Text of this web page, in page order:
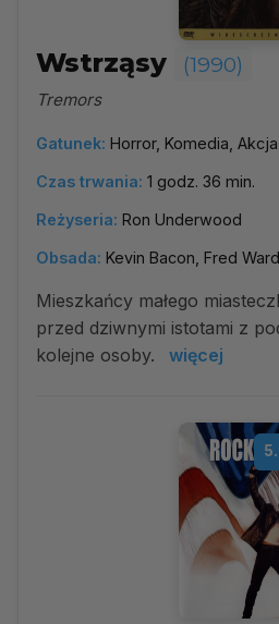
Wstrząsy (1990)
Tremors
Gatunek: Horror, Komedia,
Czas trwania: 1 godz. 36 min.
Reżyseria: Ron Underwood
Obsada: Kevin Bacon, Fred
Mieszkańcy małego
przed dziwnymi istotami z
kolejne osoby.
więcej